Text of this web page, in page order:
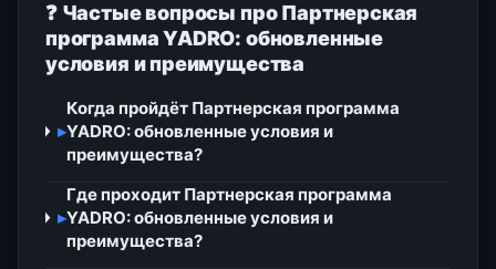
❓ Частые вопросы про Партнерская
программа YADRO: обновленные
условия и преимущества
▸
Когда пройдёт Партнерская программа
YADRO: обновленные условия и
преимущества?
▸
Где проходит Партнерская программа
YADRO: обновленные условия и
преимущества?